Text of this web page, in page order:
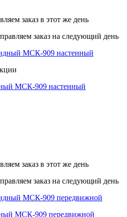
заказ в этот же день
заказ на следующий день
МСК-909 настенный
заказ в этот же день
заказ на следующий день
МСК-909 передвижной